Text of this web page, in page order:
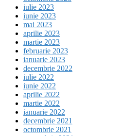
iulie 2023
iunie 2023
mai 2023
aprilie 2023
martie 2023
februarie 2023
ianuarie 2023
decembrie 2022
iulie 2022
iunie 2022
aprilie 2022
martie 2022
ianuarie 2022
decembrie 2021
octombrie 2021